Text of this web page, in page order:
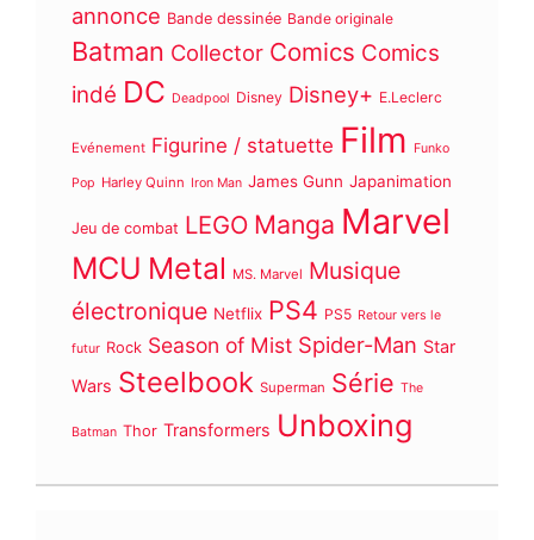
annonce Bande dessinée Bande originale
Batman Collector Comics Comics
indé DC Deadpool Disney Disney+ E.Leclerc
Evénement Figurine / statuette Film Funko
Pop Harley Quinn Iron Man James Gunn Japanimation
Jeu de combat LEGO Manga Marvel
MCU Metal MS. Marvel Musique
électronique Netflix PS4 PS5 Retour vers le
futur Rock Season of Mist Spider-Man Star
Wars Steelbook Superman Série The
Batman Thor Transformers Unboxing